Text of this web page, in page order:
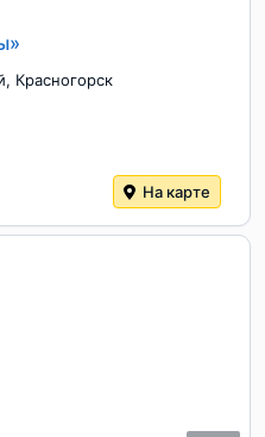
, Красногорск
На карте